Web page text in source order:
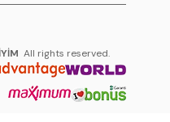
All rights reserved.